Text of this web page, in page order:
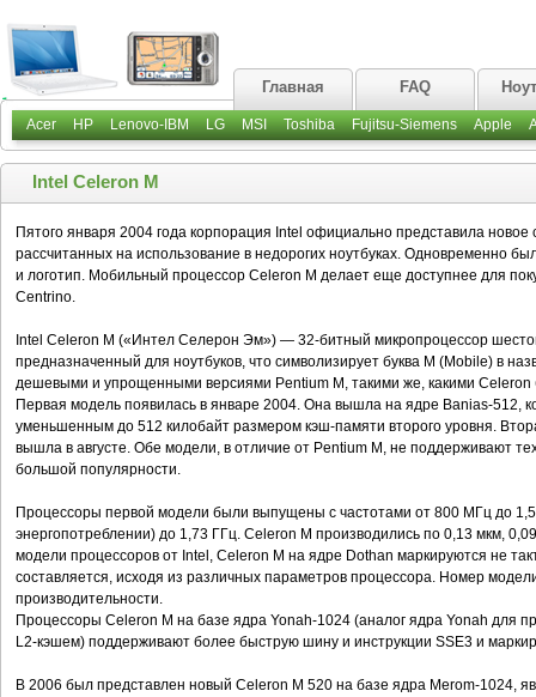
Главная FAQ
Acer HP Lenovo-IBM LG MSI Toshiba Fujitsu-Siemens Apple
Intel Celeron M
Пятого января 2004 года корпорация Intel официально представила
рассчитанных на использование в недорогих ноутбуках. Одновременно
и логотип. Мобильный процессор Celeron M делает еще доступнее для
Centrino.
Intel Celeron M («Интел Селерон Эм») — 32-битный микропроцессор
предназначенный для ноутбуков, что символизирует буква M (Mobile) в
дешевыми и упрощенными версиями Pentium M, такими же, какими Celeron
Первая модель появилась в январе 2004. Она вышла на ядре Banias-512,
уменьшенным до 512 килобайт размером кэш-памяти второго уровня.
вышла в августе. Обе модели, в отличие от Pentium M, не поддерживают
большой популярности.
Процессоры первой модели были выпущены с частотами от 800 МГц до
энергопотреблении) до 1,73 ГГц. Celeron M производились по 0,13 мкм,
модели процессоров от Intel, Celeron M на ядре Dothan маркируются не
составляется, исходя из различных параметров процессора. Номер
производительности.
Процессоры Celeron M на базе ядра Yonah-1024 (аналог ядра Yonah для
L2-кэшем) поддерживают более быструю шину и инструкции SSE3 и
В 2006 был представлен новый Celeron M 520 на базе ядра Merom-1024,